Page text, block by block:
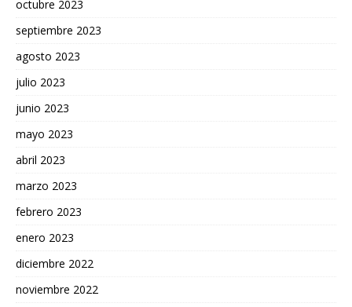
octubre 2023
septiembre 2023
agosto 2023
julio 2023
junio 2023
mayo 2023
abril 2023
marzo 2023
febrero 2023
enero 2023
diciembre 2022
noviembre 2022